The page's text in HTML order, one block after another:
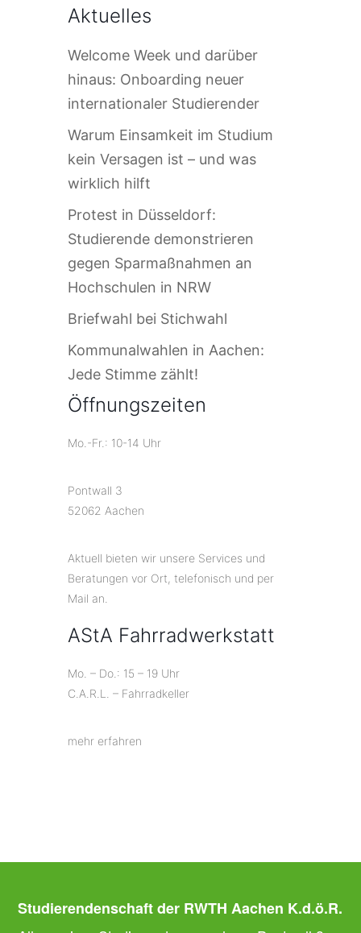
Aktuelles
Welcome Week und darüber
hinaus: Onboarding neuer
internationaler Studierender
Warum Einsamkeit im Studium
kein Versagen ist – und was
wirklich hilft
Protest in Düsseldorf:
Studierende demonstrieren
gegen Sparmaßnahmen an
Hochschulen in NRW
Briefwahl bei Stichwahl
Kommunalwahlen in Aachen:
Jede Stimme zählt!
Öffnungszeiten
Mo.-Fr.: 10-14 Uhr
Pontwall 3
52062 Aachen
Aktuell bieten wir unsere Services und
Beratungen vor Ort, telefonisch und per
Mail an.
AStA Fahrradwerkstatt
Mo. – Do.: 15 – 19 Uhr
C.A.R.L. – Fahrradkeller
mehr erfahren
Studierendenschaft der RWTH Aachen K.d.ö.R.